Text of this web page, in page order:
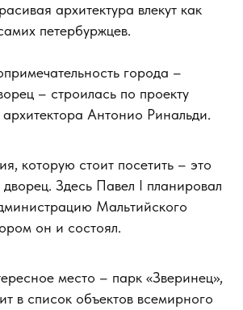
архитектура влекут как
петербуржцев.
города –
– строилась по проекту
архитектора Антонио Ринальди.
которую стоит посетить – это
Здесь Павел I планировал
Мальтийского
он и состоял.
место – парк «Зверинец»,
в список объектов всемирного